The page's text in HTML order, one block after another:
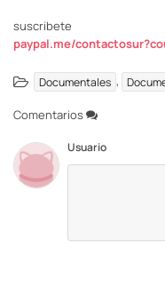
suscribete
paypal.me/
Documentales ,
Comentarios
Usuario